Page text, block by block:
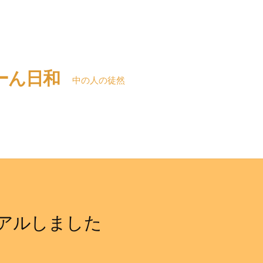
ん日和 中の人の徒然
ルしました